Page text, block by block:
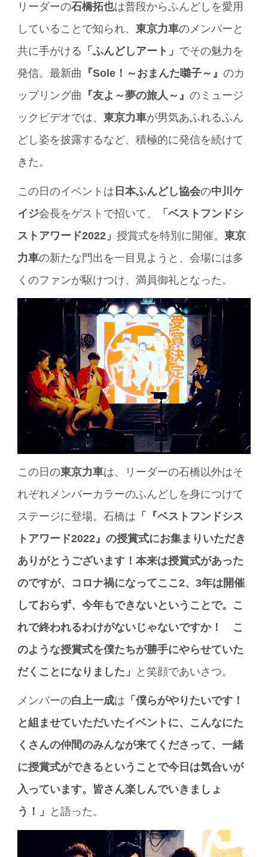
リーダーの石橋拓也は普段からふんどしを愛用
していることで知られ、東京力車のメンバーと
共に手がける 「ふんどしアート」 でその魅力を
発信。最新曲
『Sole！～おまんた囃子～』のカ
ップリング曲
『友よ～夢の旅人～』のミュージ
ックビデオでは、東京力車が男気あふれるふん
どし姿を披露するなど、積極的に発信を続けて
きた。
この日のイベントは 日本ふんどし協会の中川ケ
イジ会長をゲストで招いて、
「ベストフンドシ
ストアワード2022」授賞式を特別に開催。東京
力車の新たな門出を一目見ようと、会場には多
くのファンが駆けつけ、満員御礼となった。
この日の東京力車は、リーダーの石橋以外はそ
れぞれメンバーカラーのふんどしを身につけて
ステージに登場。石橋は 「『ベストフンドシス
トアワード2022』の授賞式にお集まりいただき
ありがとうございます！本来は授賞式があった
のですが、コロナ禍になってここ2、3年は開催
しておらず、今年もできないということで。こ
れで終われるわけがないじゃないですか！ こ
のような授賞式を僕たちが勝手にやらせていた
だくことになりました」
と笑顔であいさつ。
メンバーの白上一成は 「僕らがやりたいです！
と組ませていただいたイベントに、こんなにた
くさんの仲間のみんなが来てくださって、一緒
に授賞式ができるということで今日は気合いが
入っています。皆さん楽しんでいきましょ
う！」
と語った。